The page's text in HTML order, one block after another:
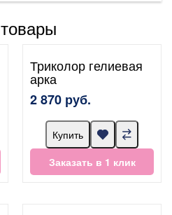
Триколор гелиевая
арка
2 870 руб.
Купить
Заказать в 1 клик